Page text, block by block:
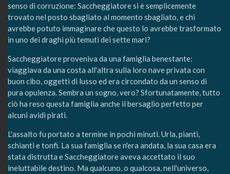
senso di corruzione: Saccheggiatore si è semplicemente
trovato nel posto sbagliato al momento sbagliato, e chi
avrebbe potuto immaginare che questo lo avrebbe trasformato
in uno dei draghi più temuti dei sette mari?
Saccheggiatore proveniva da una famiglia benestante:
viaggiava da una costa all'altra sulla loro nave privata con
buon cibo, oggetti di lusso ed era circondato da un senso di
pura opulenza. Sembra un sogno, vero? Sfortunatamente, tutto
ciò ha reso questa famiglia anche il bersaglio perfetto per
alcuni avidi pirati.
L'assalto fu portato a termine in pochi minuti. Urla, pianti,
schianti e tonfi. La sua famiglia se n'era andata, la sua casa era
stata distrutta e Saccheggiatore aveva accettato il suo
ineluttabile destino. Ma qualcuno, o qualcosa, nell'universo,